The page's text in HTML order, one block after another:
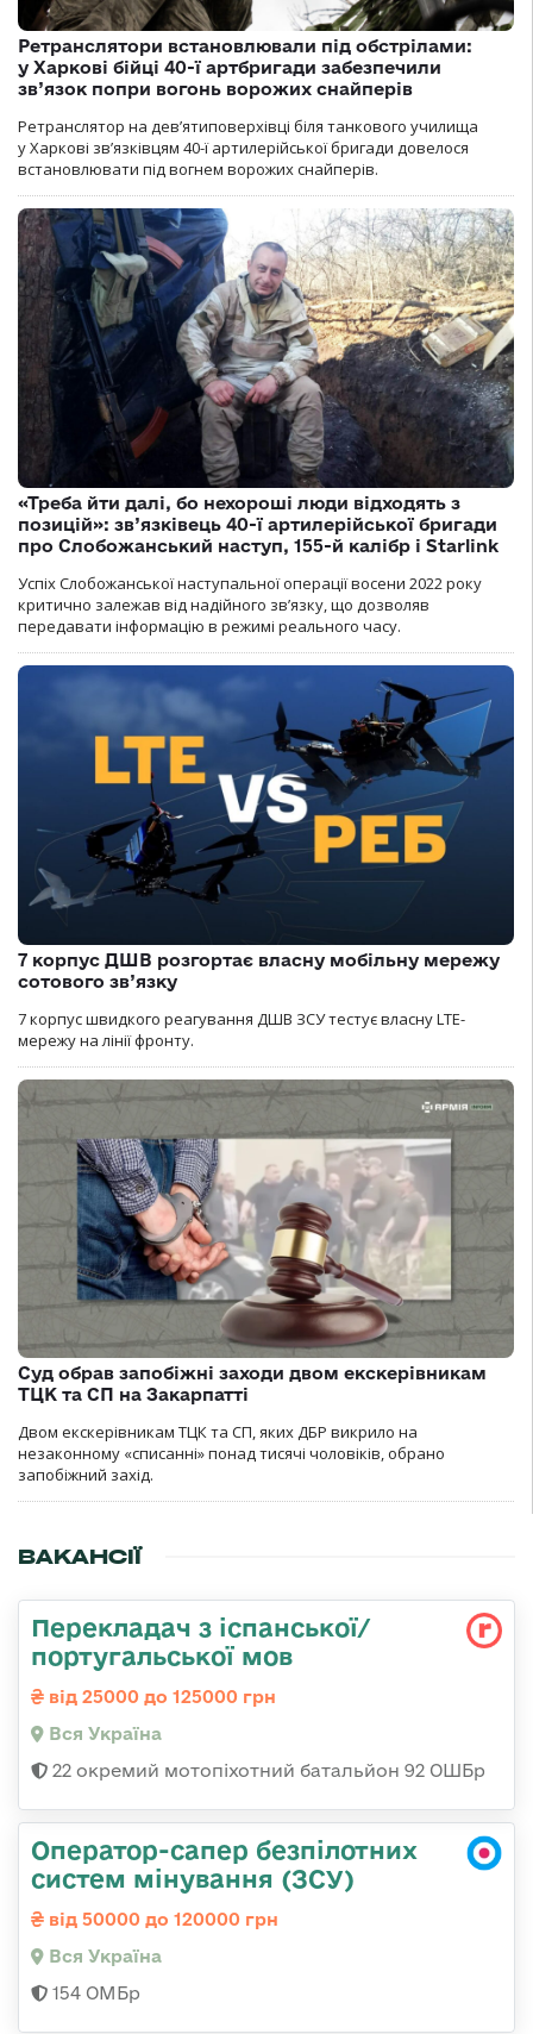
Ретранслятори встановлювали під обстрілами:
у Харкові бійці 40-ї артбригади забезпечили
зв’язок попри вогонь ворожих снайперів
Ретранслятор на дев’ятиповерхівці біля танкового училища
у Харкові зв’язківцям 40-ї артилерійської бригади довелося
встановлювати під вогнем ворожих снайперів.
«Треба йти далі, бо нехороші люди відходять з
позицій»: зв’язківець 40-ї артилерійської бригади
про Слобожанський наступ, 155-й калібр і Starlink
Успіх Слобожанської наступальної операції восени 2022 року
критично залежав від надійного зв’язку, що дозволяв
передавати інформацію в режимі реального часу.
7 корпус ДШВ розгортає власну мобільну мережу
сотового зв’язку
7 корпус швидкого реагування ДШВ ЗСУ тестує власну LTE-
мережу на лінії фронту.
Суд обрав запобіжні заходи двом екскерівникам
ТЦК та СП на Закарпатті
Двом екскерівникам ТЦК та СП, яких ДБР викрило на
незаконному «списанні» понад тисячі чоловіків, обрано
запобіжний захід.
ВАКАНСІЇ
Перекладач з іспанської/
португальської мов
від 25000 до 125000 грн
Вся Україна
22 окремий мотопіхотний батальйон 92 ОШБр
Оператор-сапер безпілотних
систем мінування (ЗСУ)
від 50000 до 120000 грн
Вся Україна
154 ОМБр